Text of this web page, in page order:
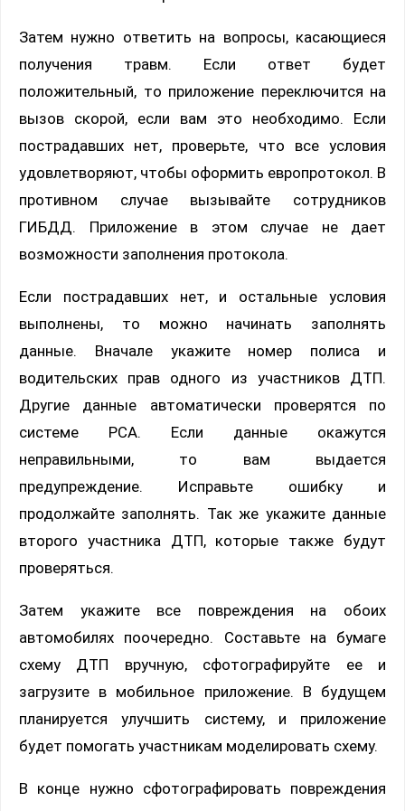
Затем нужно ответить на вопросы, касающиеся
получения травм. Если ответ будет
положительный, то приложение переключится на
вызов скорой, если вам это необходимо. Если
пострадавших нет, проверьте, что все условия
удовлетворяют, чтобы оформить европротокол. В
противном случае вызывайте сотрудников
ГИБДД. Приложение в этом случае не дает
возможности заполнения протокола.
Если пострадавших нет, и остальные условия
выполнены, то можно начинать заполнять
данные. Вначале укажите номер полиса и
водительских прав одного из участников ДТП.
Другие данные автоматически проверятся по
системе РСА. Если данные окажутся
неправильными, то вам выдается
предупреждение. Исправьте ошибку и
продолжайте заполнять. Так же укажите данные
второго участника ДТП, которые также будут
проверяться.
Затем укажите все повреждения на обоих
автомобилях поочередно. Составьте на бумаге
схему ДТП вручную, сфотографируйте ее и
загрузите в мобильное приложение. В будущем
планируется улучшить систему, и приложение
будет помогать участникам моделировать схему.
В конце нужно сфотографировать повреждения